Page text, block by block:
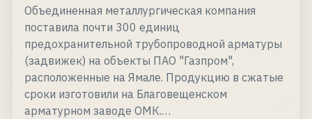
Объединенная металлургическая компания
поставила почти 300 единиц
предохранительной трубопроводной арматуры
(задвижек) на объекты ПАО "Газпром",
расположенные на Ямале. Продукцию в сжатые
сроки изготовили на Благовещенском
арматурном заводе ОМК.…